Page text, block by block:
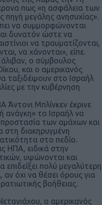
πως «η ασφάλεια των
πηγή μεγάλης ανησυχίας».
να συμμορφώνονται
δυνατόν ώστε να
να τραυματίζονται,
να χάνονται», είπε.
ο σύμβουλος
και ο αμερικανός
ταξιδέψουν στο Ισραήλ
με την κυβέρνηση
Μπλίνκεν έκρινε
ανάγκη» το Ισραήλ να
των αμάχων και
στη διακηρυγμένη
στο πεδίο.
ΗΠΑ, ειδικά στην
υψώνονται και
πολύ μεγαλύτερη
όχι να θέσει όρους για
βοήθειας.
ο αμερικανός